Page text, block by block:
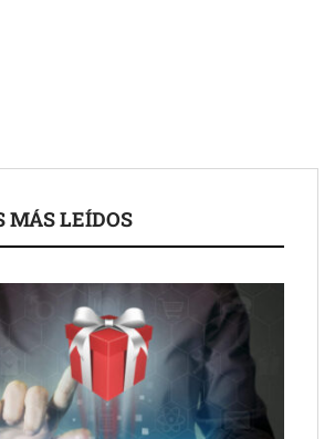
rentabilidad en el primer semestre de 2026
MÁS LEÍDOS